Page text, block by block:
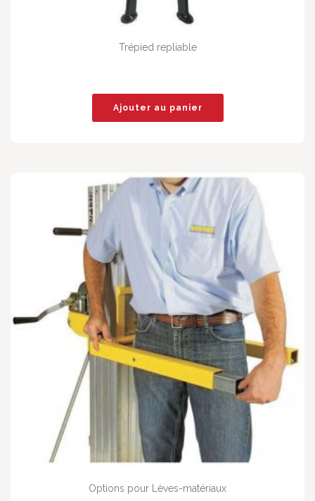
Trépied repliable
Ajouter au panier
Options pour Lèves-matériaux